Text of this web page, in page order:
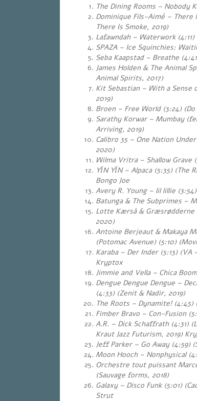
The Dining Rooms – Nobody
Dominique Fils-Aimé – There
There Is Smoke, 2019)
Lafawndah – Waterwork
SPAZA – Ice Squinchies:
Seba Kaapstad – Breathe
James Holden & The Animal
Animal Spirits, 2017)
Kit Sebastian – With a Sense
2019)
Broen – Free World (3:24)
Sarathy Korwar – Mumbay
Arriving, 2019)
Calibro 35 – One Nation
2020)
Wilma Vritra – Shallow Grave
YĪN YĪN – Alpaca (5:35) (The
Bongo Joe
Avery R. Young – lil lillie
Batunga & The Subprimes –
Lotte Kærså & Græsrødderne
2020)
Antoine Berjeaut & Makaya
(Potomac Avenue) (5:10)
Karaba – Der Inder (5:13) (VA
Kryptox
Jimmie and Vella – Chica
Dengue Dengue Dengue –
(4:33) (Zenit & Nadir, 2019)
The Roots – Dynamite! (4:45)
Fimber Bravo – Con-Fusion
A.R. – Dick Schaffrath (4:31)
Kraut Jazz Futurism, 2019)
Jeff Parker – Go Away (4:59)
Moon Hooch – Nonphysical
Orchestre tout puissant
(Sauvage forms, 2018)
Galaxy – Disco Funk (5:01)
Strut